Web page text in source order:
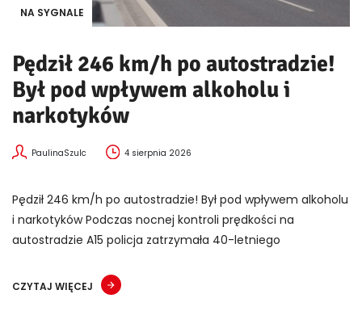
NA SYGNALE
Pędził 246 km/h po autostradzie!
Był pod wpływem alkoholu i
narkotyków
PaulinaSzulc 4 sierpnia 2026
Pędził 246 km/h po autostradzie! Był pod wpływem alkoholu
i narkotyków Podczas nocnej kontroli prędkości na
autostradzie A15 policja zatrzymała 40-letniego
CZYTAJ WIĘCEJ